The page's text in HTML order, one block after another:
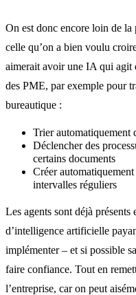
On est donc encore loin de la
celle qu’on a bien voulu
aimerait avoir une IA qui agit
des PME, par exemple pour
bureautique :
Trier automatiquement
Déclencher des
certains documents
Créer
intervalles réguliers
Les agents sont déjà
d’intelligence artificielle
implémenter – et si possible
faire confiance. Tout en
l’entreprise, car on peut